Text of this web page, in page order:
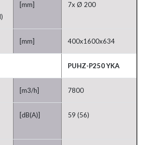
[mm] 7x Ø 200
[mm] 400x1600x634
PUHZ-P250 YKA
[m3/h] 7800
[dB(A)] 59 (56)